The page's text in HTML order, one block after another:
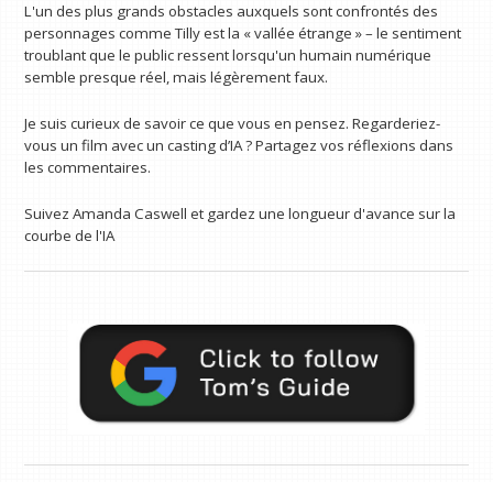
L'un des plus grands obstacles auxquels sont confrontés des
personnages comme Tilly est la « vallée étrange » – le sentiment
troublant que le public ressent lorsqu'un humain numérique
semble presque réel, mais légèrement faux.
Je suis curieux de savoir ce que vous en pensez. Regarderiez-
vous un film avec un casting d’IA ? Partagez vos réflexions dans
les commentaires.
Suivez Amanda Caswell et gardez une longueur d'avance sur la
courbe de l'IA